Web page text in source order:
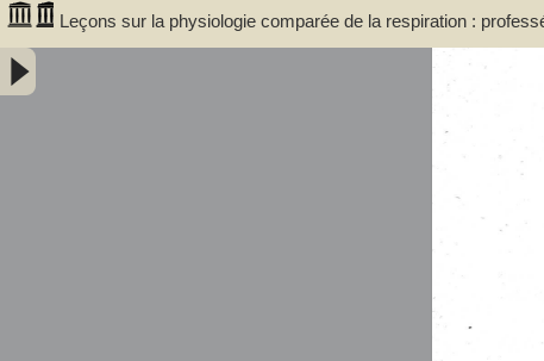
Leçons sur la physiologie comparée de la respiration :